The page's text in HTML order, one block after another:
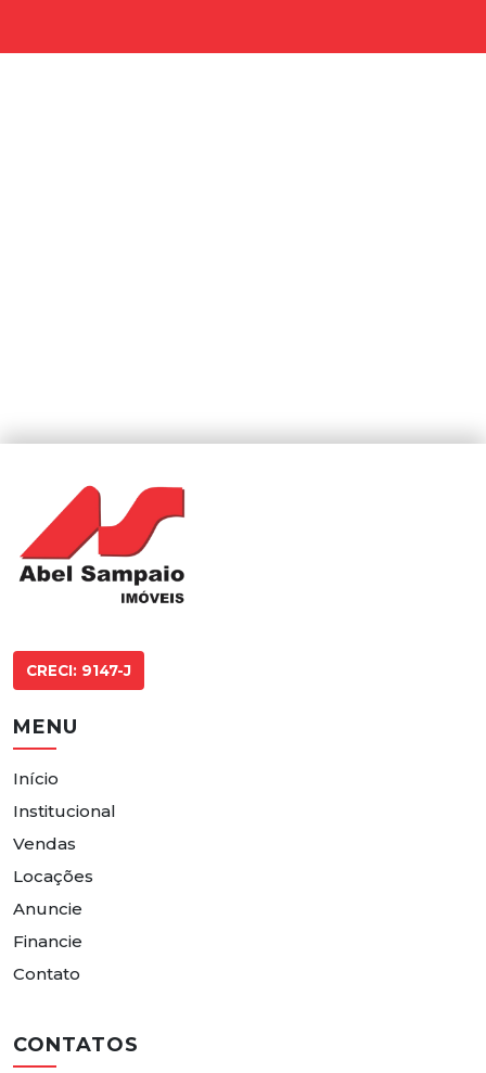
CRECI: 9147-J
MENU
Início
Institucional
Vendas
Locações
Anuncie
Financie
Contato
CONTATOS